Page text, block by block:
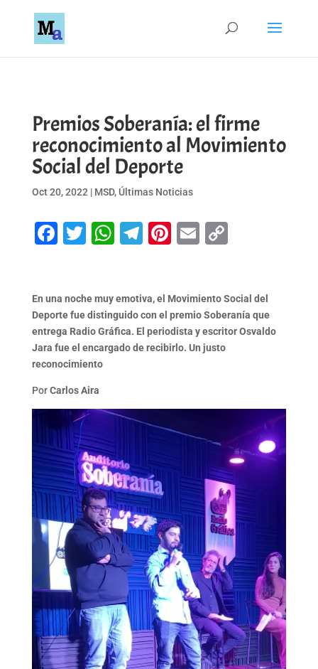
Premios Soberanía: el firme
reconocimiento al Movimiento
Social del Deporte
Oct 20, 2022 | MSD, Últimas Noticias
Facebook
Twitter
WhatsApp
Telegram
Pinterest
EmailCopy
En una noche muy emotiva, el Movimiento Social del
Deporte fue distinguido con el premio Soberanía que
entrega Radio Gráfica. El periodista y escritor Osvaldo
Jara fue el encargado de recibirlo. Un justo
reconocimiento
PorCarlos Aira